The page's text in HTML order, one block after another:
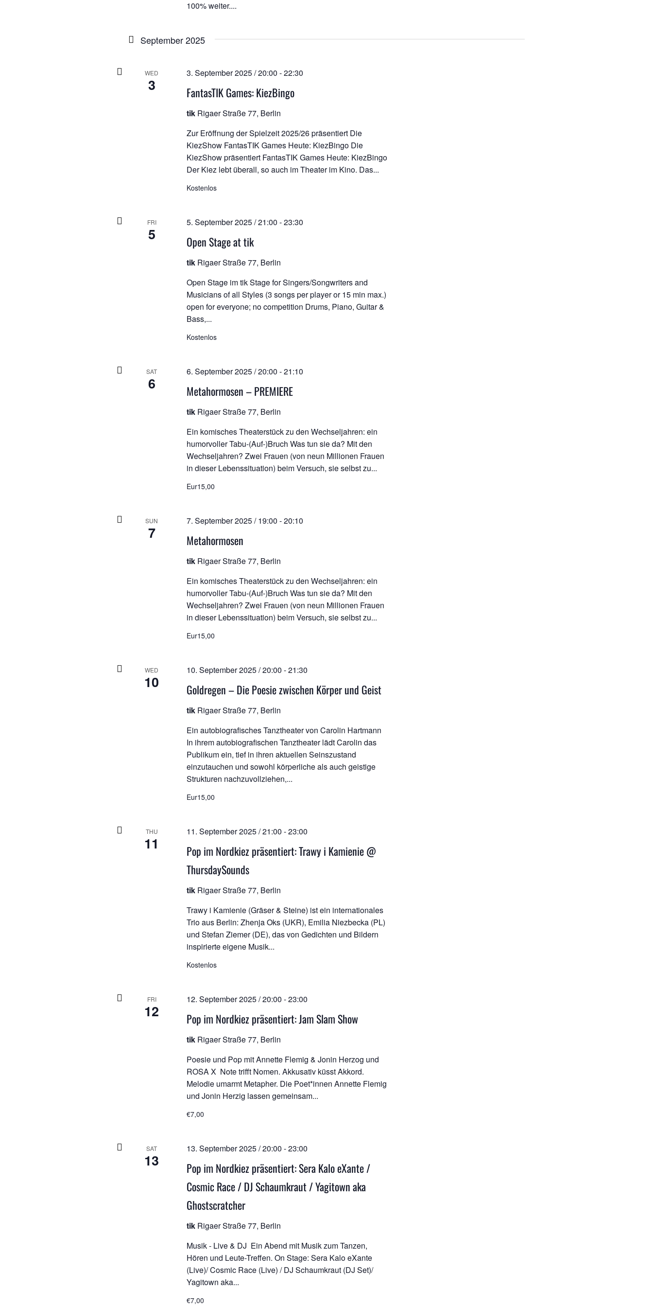
100% weiter....
September 2025
WED
3 FantasTIK Games: KiezBingo
3. September 2025 / 20:00 -22:30
tik Rigaer Straße 77, Berlin
Zur Eröffnung der Spielzeit 2025/26 präsentiert Die
KiezShow FantasTIK Games Heute: KiezBingo Die
KiezShow präsentiert FantasTIK Games Heute: KiezBingo
Der Kiez lebt überall, so auch im Theater im Kino. Das...
Kostenlos
FRI
5 Open Stage at tik
5. September 2025 / 21:00 -23:30
tik Rigaer Straße 77, Berlin
Open Stage im tik Stage for Singers/Songwriters and
Musicians of all Styles (3 songs per player or 15 min max.)
open for everyone; no competition Drums, Piano, Guitar &
Bass,...
Kostenlos
SAT
6 Metahormosen – PREMIERE
6. September 2025 / 20:00 -21:10
tik Rigaer Straße 77, Berlin
Ein komisches Theaterstück zu den Wechseljahren: ein
humorvoller Tabu-(Auf-)Bruch Was tun sie da? Mit den
Wechseljahren? Zwei Frauen (von neun Millionen Frauen
in dieser Lebenssituation) beim Versuch, sie selbst zu...
Eur15,00
SUN
7 Metahormosen
7. September 2025 / 19:00 -20:10
tik Rigaer Straße 77, Berlin
Ein komisches Theaterstück zu den Wechseljahren: ein
humorvoller Tabu-(Auf-)Bruch Was tun sie da? Mit den
Wechseljahren? Zwei Frauen (von neun Millionen Frauen
in dieser Lebenssituation) beim Versuch, sie selbst zu...
Eur15,00
WED
10 Goldregen – Die Poesie zwischen Körper und Geist
10. September 2025 / 20:00 -21:30
tik Rigaer Straße 77, Berlin
Ein autobiografisches Tanztheater von Carolin Hartmann
In ihrem autobiografischen Tanztheater lädt Carolin das
Publikum ein, tief in ihren aktuellen Seinszustand
einzutauchen und sowohl körperliche als auch geistige
Strukturen nachzuvollziehen,...
Eur15,00
THU
11
Pop im Nordkiez präsentiert: Trawy i Kamienie @
ThursdaySounds
11. September 2025 / 21:00 -23:00
tik Rigaer Straße 77, Berlin
Trawy i Kamienie (Gräser & Steine) ist ein internationales
Trio aus Berlin: Zhenja Oks (UKR), Emilia Niezbecka (PL)
und Stefan Ziemer (DE), das von Gedichten und Bildern
inspirierte eigene Musik...
Kostenlos
FRI
12 Pop im Nordkiez präsentiert: Jam Slam Show
12. September 2025 / 20:00 -23:00
tik Rigaer Straße 77, Berlin
Poesie und Pop mit Annette Flemig & Jonin Herzog und
ROSA X Note trifft Nomen. Akkusativ küsst Akkord.
Melodie umarmt Metapher. Die Poet*innen Annette Flemig
und Jonin Herzig lassen gemeinsam...
€7,00
SAT
13
Pop im Nordkiez präsentiert: Sera Kalo eXante /
Cosmic Race / DJ Schaumkraut / Yagitown aka
Ghostscratcher
13. September 2025 / 20:00 -23:00
tik Rigaer Straße 77, Berlin
Musik - Live & DJ Ein Abend mit Musik zum Tanzen,
Hören und Leute-Treffen. On Stage: Sera Kalo eXante
(Live)/ Cosmic Race (Live) / DJ Schaumkraut (DJ Set)/
Yagitown aka...
€7,00